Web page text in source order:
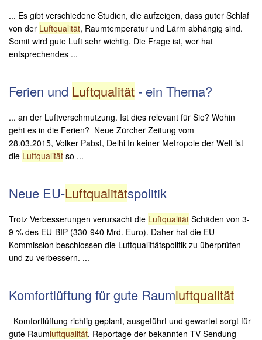
... Es gibt verschiedene Studien, die aufzeigen, dass guter Schlaf
von der Luftqualität, Raumtemperatur und Lärm abhängig sind.
Somit wird gute Luft sehr wichtig. Die Frage ist, wer hat
entsprechendes ...
Ferien und Luftqualität - ein Thema?
... an der Luftverschmutzung. Ist dies relevant für Sie? Wohin
geht es in die Ferien? Neue Zürcher Zeitung vom
28.03.2015, Volker Pabst, Delhi In keiner Metropole der Welt ist
die Luftqualität so ...
Neue EU-Luftqualitätspolitik
Trotz Verbesserungen verursacht die Luftqualität Schäden von 3-
9 % des EU-BIP (330-940 Mrd. Euro). Daher hat die EU-
Kommission beschlossen die Luftqualittätspolitik zu überprüfen
und zu verbessern. ...
Komfortlüftung für gute Raumluftqualität
Komfortlüftung richtig geplant, ausgeführt und gewartet sorgt für
gute Raumluftqualität. Reportage der bekannten TV-Sendung